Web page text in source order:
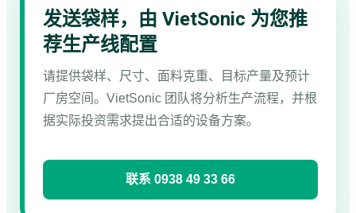
发送袋样，由 VietSonic 为您推
荐生产线配置
请提供袋样、尺寸、面料克重、目标产量及预计
厂房空间。VietSonic 团队将分析生产流程，并根
据实际投资需求提出合适的设备方案。
联系 0938 49 33 66